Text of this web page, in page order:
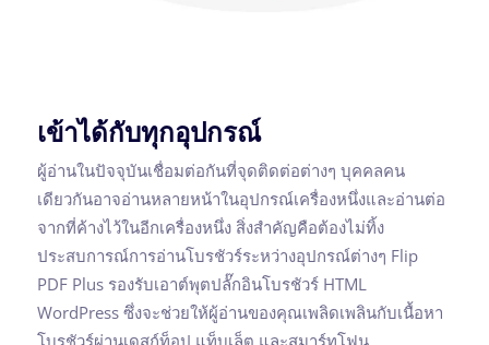
เข้าได้กับทุกอุปกรณ์
ผู้อ่านในปัจจุบันเชื่อมต่อกันที่จุดติดต่อต่างๆ บุคคลคน
เดียวกันอาจอ่านหลายหน้าในอุปกรณ์เครื่องหนึ่งและอ่านต่อ
จากที่ค้างไว้ในอีกเครื่องหนึ่ง สิ่งสำคัญคือต้องไม่ทิ้ง
ประสบการณ์การอ่านโบรชัวร์ระหว่างอุปกรณ์ต่างๆ Flip
PDF Plus รองรับเอาต์พุตปลั๊กอินโบรชัวร์ HTML
WordPress ซึ่งจะช่วยให้ผู้อ่านของคุณเพลิดเพลินกับเนื้อหา
โบรชัวร์ผ่านเดสก์ท็อป แท็บเล็ต และสมาร์ทโฟน